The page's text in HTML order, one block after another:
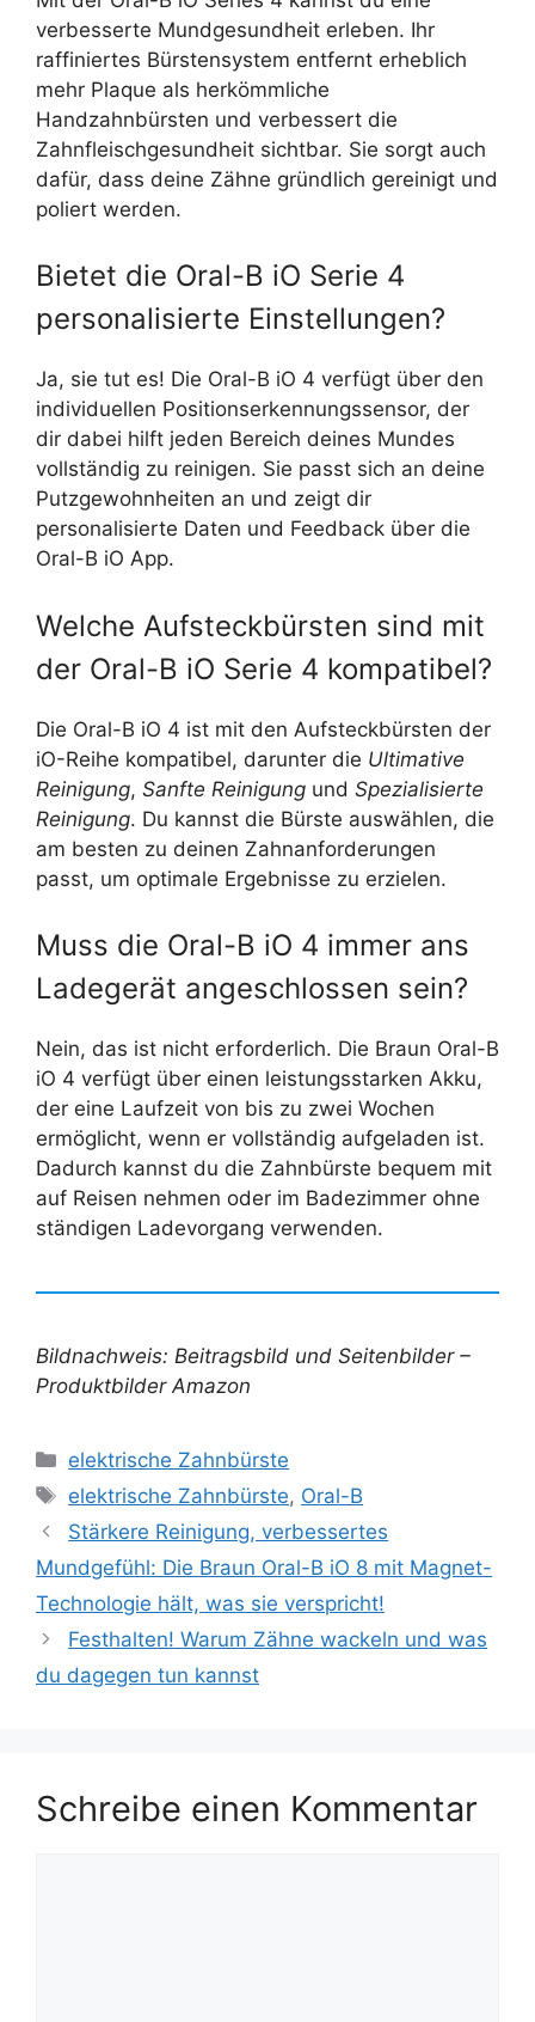
verbesserte Mundgesundheit erleben. Ihr
raffiniertes Bürstensystem entfernt erheblich
mehr Plaque als herkömmliche
Handzahnbürsten und verbessert die
Zahnfleischgesundheit sichtbar. Sie sorgt auch
dafür, dass deine Zähne gründlich gereinigt und
poliert werden.
Bietet die Oral-B iO Serie 4
personalisierte Einstellungen?
Ja, sie tut es! Die Oral-B iO 4 verfügt über den
individuellen Positionserkennungssensor, der
dir dabei hilft jeden Bereich deines Mundes
vollständig zu reinigen. Sie passt sich an deine
Putzgewohnheiten an und zeigt dir
personalisierte Daten und Feedback über die
Oral-B iO App.
Welche Aufsteckbürsten sind mit
der Oral-B iO Serie 4 kompatibel?
Die Oral-B iO 4 ist mit den Aufsteckbürsten der
iO-Reihe kompatibel, darunter die Ultimative
Reinigung, Sanfte Reinigung und Spezialisierte
Reinigung. Du kannst die Bürste auswählen, die
am besten zu deinen Zahnanforderungen
passt, um optimale Ergebnisse zu erzielen.
Muss die Oral-B iO 4 immer ans
Ladegerät angeschlossen sein?
Nein, das ist nicht erforderlich. Die Braun Oral-B
iO 4 verfügt über einen leistungsstarken Akku,
der eine Laufzeit von bis zu zwei Wochen
ermöglicht, wenn er vollständig aufgeladen ist.
Dadurch kannst du die Zahnbürste bequem mit
auf Reisen nehmen oder im Badezimmer ohne
ständigen Ladevorgang verwenden.
Bildnachweis: Beitragsbild und Seitenbilder –
Produktbilder Amazon
Kategorien
elektrische Zahnbürste
Schlagwörter
elektrische Zahnbürste, Oral-B
Stärkere Reinigung, verbessertes
Mundgefühl: Die Braun Oral-B iO 8 mit Magnet-
Technologie hält, was sie verspricht!
Festhalten! Warum Zähne wackeln und was
du dagegen tun kannst
Schreibe einen Kommentar